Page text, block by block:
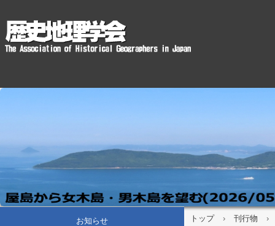
トップ › 刊行物 ›
お知らせ